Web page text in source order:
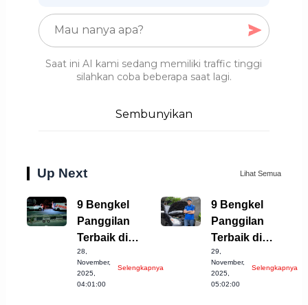
Saat ini AI kami sedang memiliki traffic tinggi
silahkan coba beberapa saat lagi.
Sembunyikan
Up Next Lihat Semua
9 Bengkel
Panggilan
Terbaik di
Kabupaten
Semarang, Cek
Sekarang!
28,
November,
2025,
04:01:00
Selengkapnya
9 Bengkel
Panggilan
Terbaik di
Semarang yang
Harus
Diketahui!
29,
November,
2025,
05:02:00
Selengkapnya